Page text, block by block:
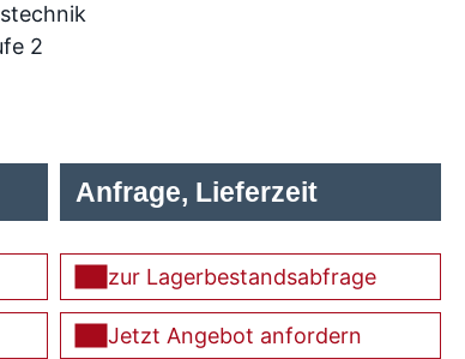
2
Anfrage, Lieferzeit
zur Lagerbestandsabfrage
Jetzt Angebot anfordern